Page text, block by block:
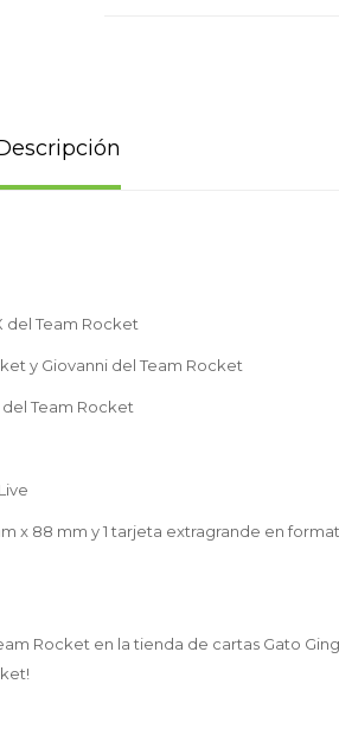
del Team Rocket
y Giovanni del Team Rocket
Team Rocket
x 88 mm y 1 tarjeta extragrande en
Rocket en la tienda de cartas Gato